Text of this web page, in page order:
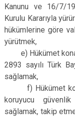
Kanunu ve 16/7/
Kurulu Kararıyla
hükümlerine
yürütmek,
e) Hükümet
2893 sayılı Türk
sağlamak,
f) Hükümet
koruyucu
sağlamak, takip